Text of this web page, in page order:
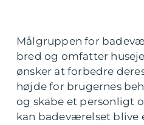
Målgruppen for
bred og omfatter
ønsker at forbedre
højde for brugernes
og skabe et personligt
kan badeværelset blive